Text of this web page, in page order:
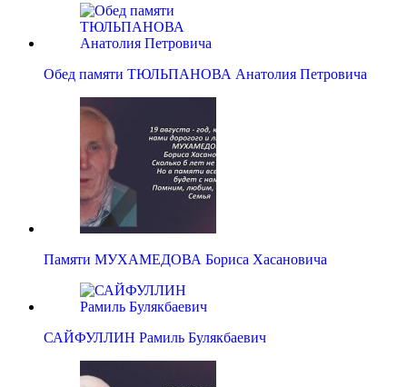
Обед памяти ТЮЛЬПАНОВА Анатолия Петровича
Памяти МУХАМЕДОВА Бориса Хасановича
САЙФУЛЛИН Рамиль Булякбаевич